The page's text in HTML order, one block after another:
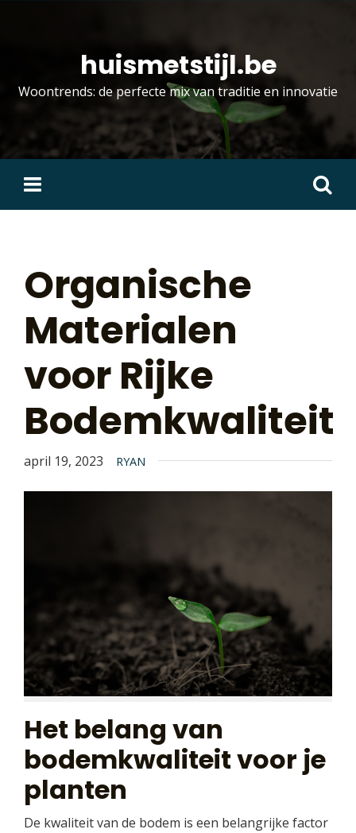
huismetstijl.be
Woontrends: de perfecte mix van traditie en innovatie
Zoeken
naar:
Organische
Materialen
voor Rijke
Bodemkwaliteit
april 19, 2023 RYAN
Het belang van
bodemkwaliteit voor je
planten
De kwaliteit van de bodem is een belangrijke factor